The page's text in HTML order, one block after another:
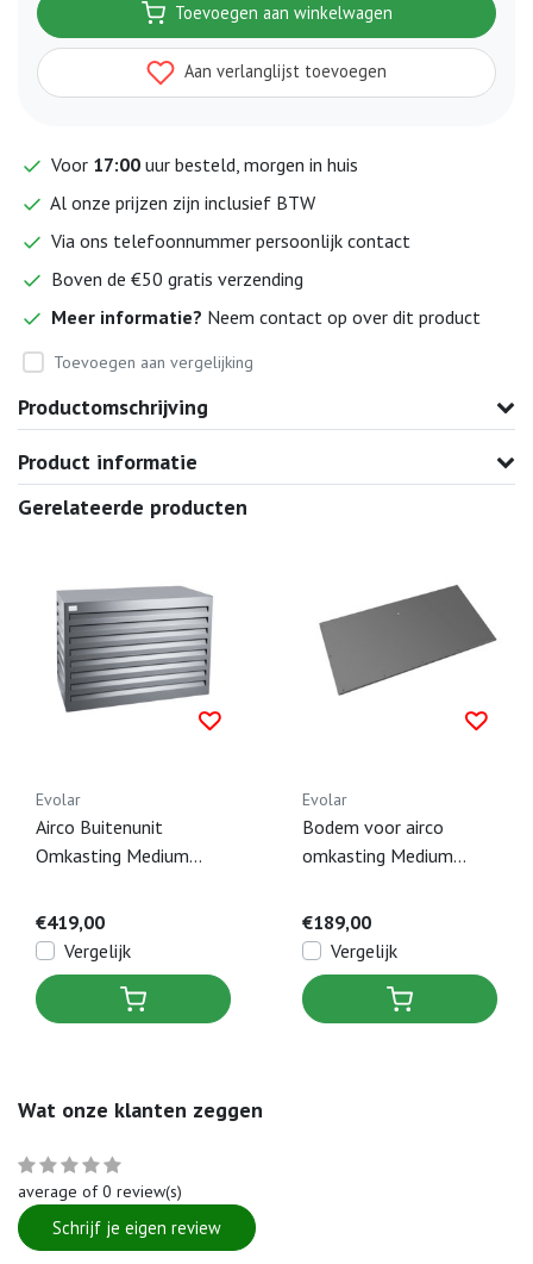
Toevoegen aan winkelwagen
Aan verlanglijst toevoegen
Voor 17:00 uur besteld, morgen in huis
Al onze prijzen zijn inclusief BTW
Via ons telefoonnummer persoonlijk contact
Boven de €50 gratis verzending
Meer informatie? Neem contact op over dit product
Toevoegen aan vergelijking
Productomschrijving
Product informatie
Gerelateerde producten
Evolar
Airco Buitenunit
Omkasting Medium
x 550 MM
€419,00
Vergelijk
Evolar
Bodem voor airco
omkasting Medium
MM
€189,00
Vergelijk
Wat onze klanten zeggen
average of 0 review(s)
Schrijf je eigen review